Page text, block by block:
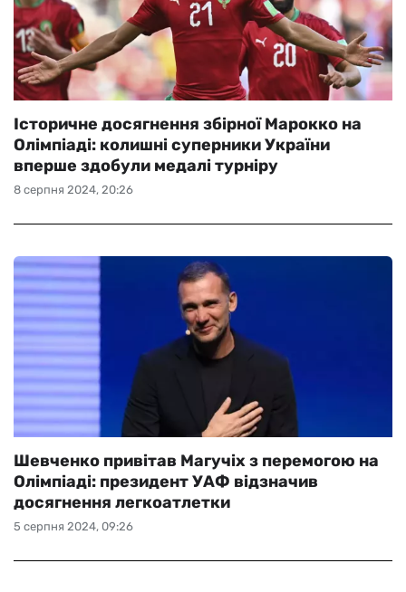
8 серпня 2024, 20:26
Історичне досягнення збірної Марокко на
Олімпіаді: колишні суперники України
вперше здобули медалі турніру
5 серпня 2024, 09:26
Шевченко привітав Магучіх з перемогою на
Олімпіаді: президент УАФ відзначив
досягнення легкоатлетки